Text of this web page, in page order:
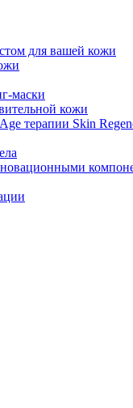
для вашей кожи
маски
кожи
терапии Skin